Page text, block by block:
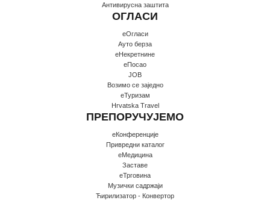
Антивирусна заштита
ОГЛАСИ
еОгласи
Ауто берза
еНекретнине
еПосао
JOB
Возимо се заједно
еТуризам
Hrvatska Travel
ПРЕПОРУЧУЈЕМО
еКонференције
Привредни каталог
еМедицина
Заставе
еТрговина
Музички садржаји
Ћирилизатор - Конвертор